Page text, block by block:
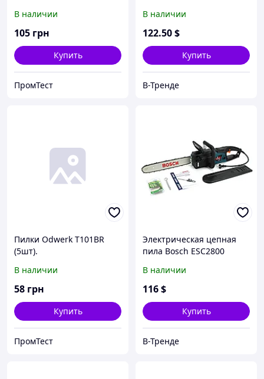
В наличии
105 грн
Купить
ПромТест
"Стандарт". Бензокоса
Бош, кусторез, триммер
В наличии
122.50$
Купить
В-Тренде
Пилки Odwerk T101BR
(5шт).
В наличии
58 грн
Купить
ПромТест
Электрическая цепная
пила Bosch ESC2800
Электропила бош
В наличии
116$
Купить
В-Тренде